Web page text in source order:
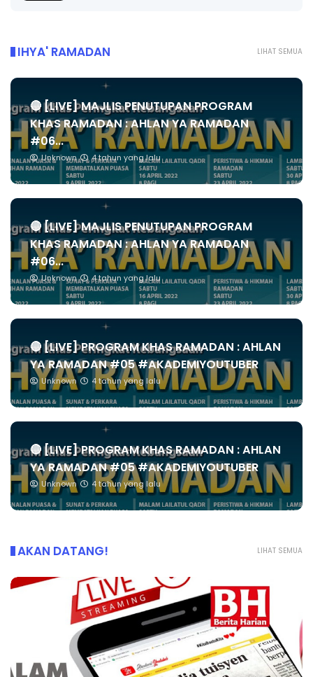
LIHAT SEMUA
IHYA' RAMADAN
🔴 [LIVE] MAJLIS PENUTUPAN PROGRAM
KHAS RAMADAN : AHLAN YA RAMADAN
#06...
Unknown 4 tahun yang lalu
🔴 [LIVE] MAJLIS PENUTUPAN PROGRAM
KHAS RAMADAN : AHLAN YA RAMADAN
#06...
Unknown 4 tahun yang lalu
🔴 [LIVE] PROGRAM KHAS RAMADAN : AHLAN
YA RAMADAN #05 #AKADEMIYOUTUBER
Unknown 4 tahun yang lalu
🔴 [LIVE] PROGRAM KHAS RAMADAN : AHLAN
YA RAMADAN #05 #AKADEMIYOUTUBER
Unknown 4 tahun yang lalu
LIHAT SEMUA
AKAN DATANG!